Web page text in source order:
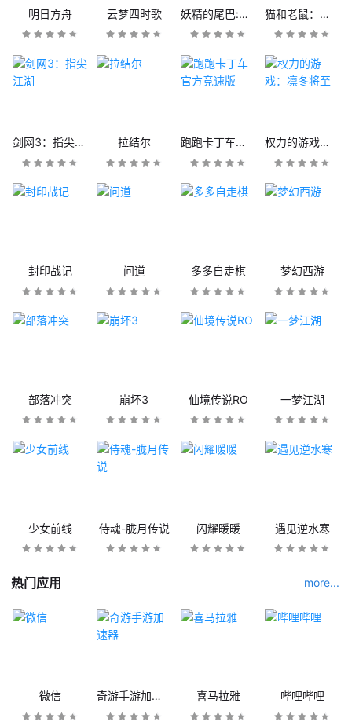
明日方舟 云梦四时歌 妖精的尾巴:魔导少年 猫和老鼠：欢乐互动
剑网3：指尖江湖 拉结尔 跑跑卡丁车官方竞速版 权力的游戏：凛冬将至
封印战记 问道 多多自走棋 梦幻西游
部落冲突 崩坏3 仙境传说RO 一梦江湖
少女前线 侍魂-胧月传说 闪耀暖暖 遇见逆水寒
热门应用 more...
微信 奇游手游加速器 喜马拉雅 哔哩哔哩